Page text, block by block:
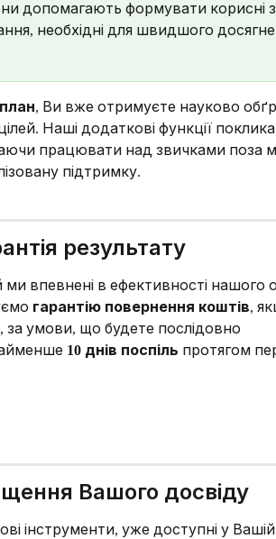
допомагають формувати корисні
необхідні для швидшого
, Ви вже отримуєте науково
Наші додаткові функції
працювати над звичками поза
підтримку.
результату
ми впевнені в ефективності нашого
гарантію повернення коштів,
за умови, що будете послідовно
10 днів поспіль протягом
Вашого досвіду
інструменти, уже доступні у